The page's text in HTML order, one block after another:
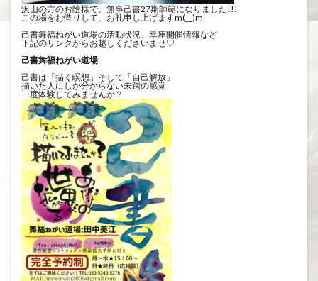
沢山の方のお陰様で、無事己書27期師範になりました!!!
この場をお借りして、お礼申し上げますm(__)m
己書舞福ねがい道場の活動状況、幸座開催情報など
下記のリンクからお越しくださいませ♡
己書舞福ねがい道場
己書は「描く瞑想」そして「自己解放」
描いた人にしか分からない未踏の感覚
一度体験してみませんか？